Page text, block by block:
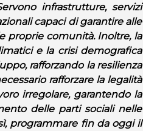
infrastrutture, servizi
capaci di garantire alle
proprie comunità. Inoltre, la
e la crisi demografica
rafforzando la resilienza
rafforzare la legalità
irregolare, garantendo la
delle parti sociali nelle
programmare fin da oggi il